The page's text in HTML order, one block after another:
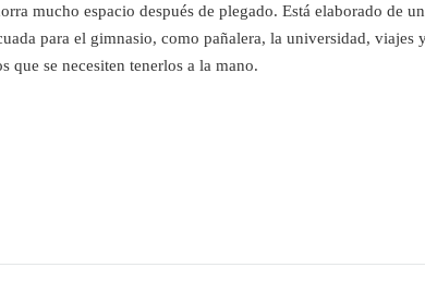
mucho espacio después de plegado. Está elaborado de
para el gimnasio, como pañalera, la universidad,
que se necesiten tenerlos a la mano.